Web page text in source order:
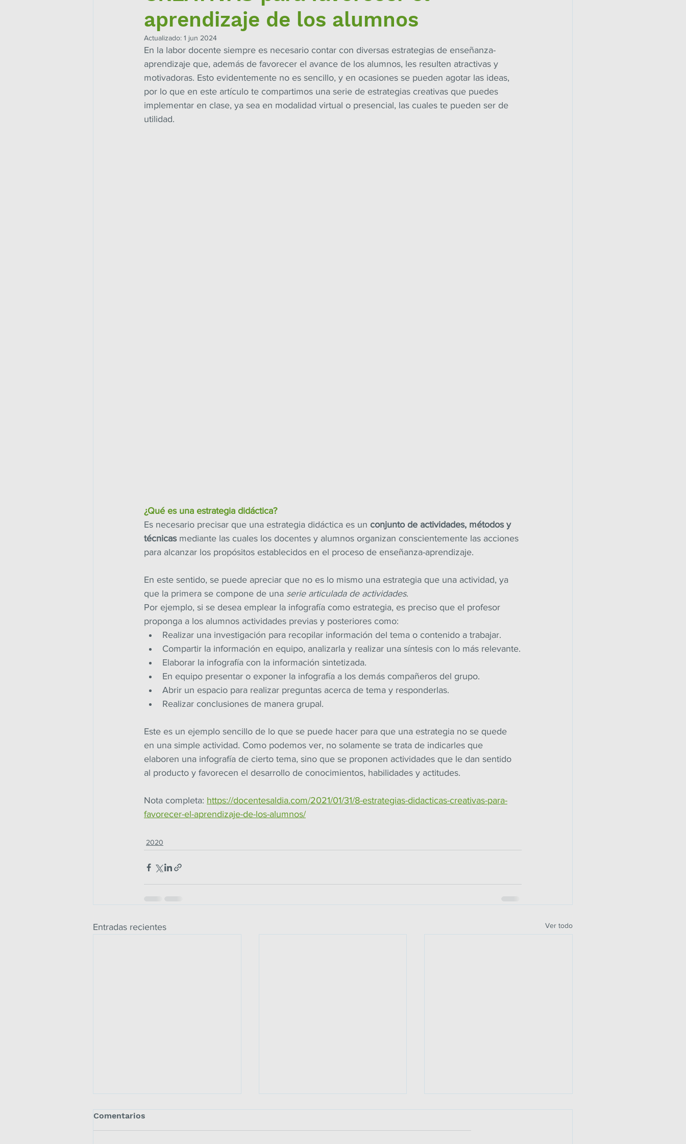
aprendizaje de los alumnos
Actualizado: 1 jun 2024
En la labor docente siempre es necesario contar con diversas estrategias de enseñanza-
aprendizaje que, además de favorecer el avance de los alumnos, les resulten atractivas y
motivadoras. Esto evidentemente no es sencillo, y en ocasiones se pueden agotar las ideas,
por lo que en este artículo te compartimos una serie de estrategias creativas que puedes
implementar en clase, ya sea en modalidad virtual o presencial, las cuales te pueden ser de
utilidad.
¿Qué es una estrategia didáctica?
Es necesario precisar que una estrategia didáctica es un conjunto de actividades, métodos y
técnicas mediante las cuales los docentes y alumnos organizan conscientemente las acciones
para alcanzar los propósitos establecidos en el proceso de enseñanza-aprendizaje.
En este sentido, se puede apreciar que no es lo mismo una estrategia que una actividad, ya
que la primera se compone de una serie articulada de actividades.
Por ejemplo, si se desea emplear la infografía como estrategia, es preciso que el profesor
proponga a los alumnos actividades previas y posteriores como:
Realizar una investigación para recopilar información del tema o contenido a trabajar.
Compartir la información en equipo, analizarla y realizar una síntesis con lo más relevante.
Elaborar la infografía con la información sintetizada.
En equipo presentar o exponer la infografía a los demás compañeros del grupo.
Abrir un espacio para realizar preguntas acerca de tema y responderlas.
Realizar conclusiones de manera grupal.
Este es un ejemplo sencillo de lo que se puede hacer para que una estrategia no se quede
en una simple actividad. Como podemos ver, no solamente se trata de indicarles que
elaboren una infografía de cierto tema, sino que se proponen actividades que le dan sentido
al producto y favorecen el desarrollo de conocimientos, habilidades y actitudes.
Nota completa: https://docentesaldia.com/2021/01/31/8-estrategias-didacticas-creativas-para-
favorecer-el-aprendizaje-de-los-alumnos/
2020
Entradas recientes Ver todo
Comentarios